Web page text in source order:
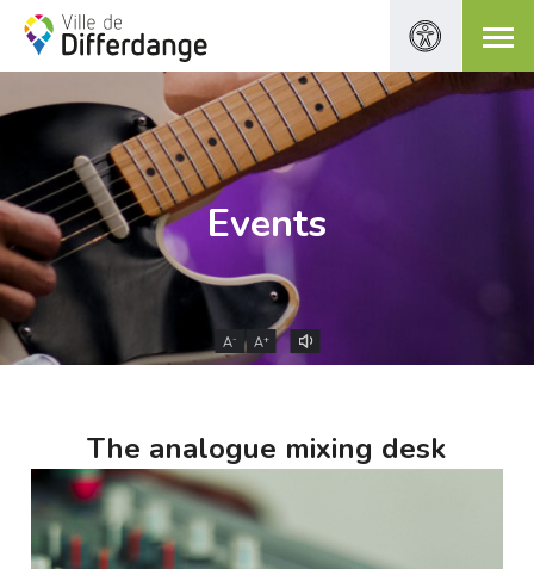
Events
A- A+
The analogue mixing desk